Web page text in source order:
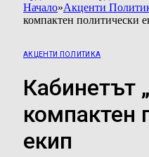
Начало»Акценти
компактен политически
АКЦЕНТИ ПОЛИТИКА
Кабинетът
компактен
екип